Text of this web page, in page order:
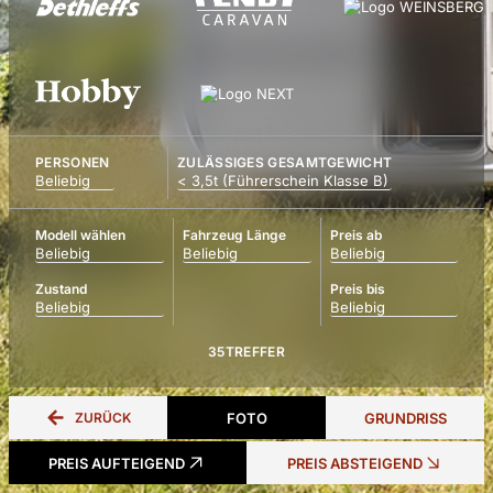
PERSONEN ZULÄSSIGES GESAMTGEWICHT
Modell wählen
Zustand
Fahrzeug Länge Preis ab
Preis bis
35TREFFER
ZURÜCK FOTO GRUNDRISS
PREIS AUFTEIGEND PREIS ABSTEIGEND